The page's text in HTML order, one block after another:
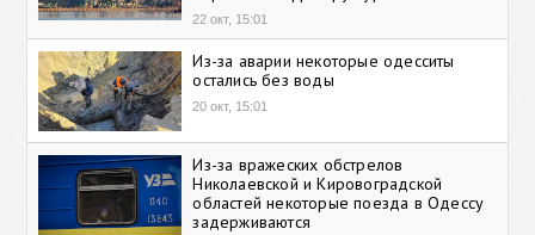
22 окт, 15:01
Из-за аварии некоторые одесситы
остались без воды
20 окт, 15:01
Из-за вражеских обстрелов
Николаевской и Кировоградской
областей некоторые поезда в Одессу
задерживаются